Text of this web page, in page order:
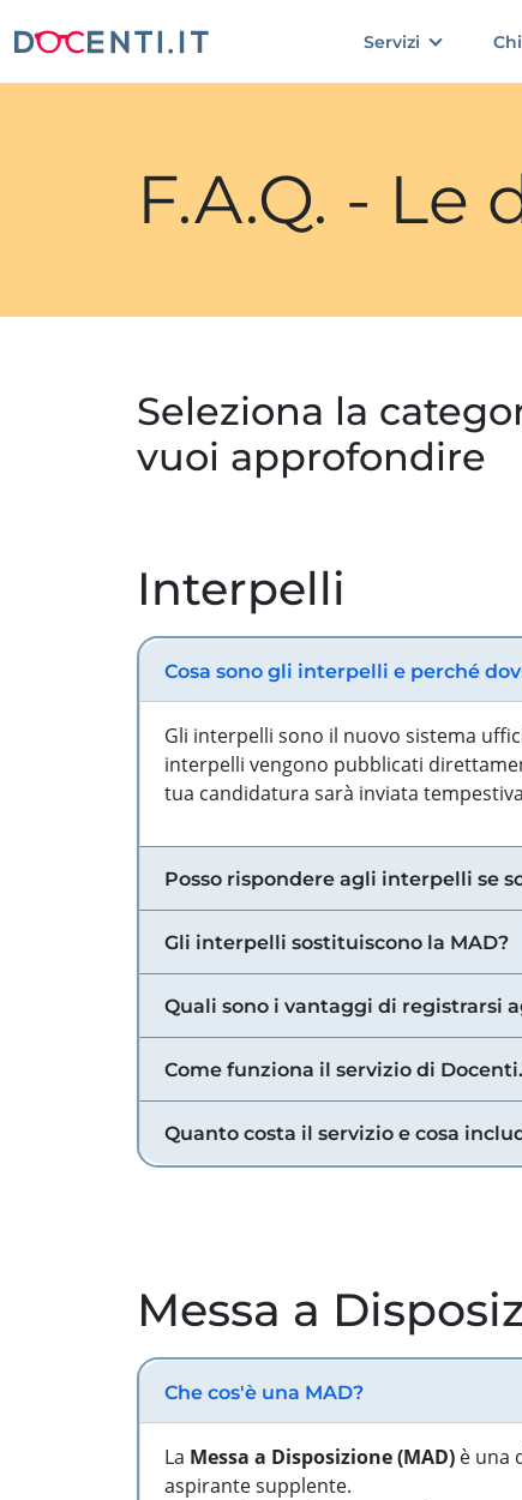
Servizi
F.A.Q. -
Seleziona la
vuoi approfondire
Interpelli
Cosa sono gli interpelli e perché
Gli interpelli sono il nuovo sistema
interpelli vengono pubblicati
tua candidatura sarà inviata
Posso rispondere agli interpelli se
Gli interpelli sostituiscono la MAD?
Quali sono i vantaggi di registrarsi
Come funziona il servizio di
Quanto costa il servizio e cosa
Messa a
Che cos'è una MAD?
La Messa a Disposizione (MAD) è una
aspirante supplente.